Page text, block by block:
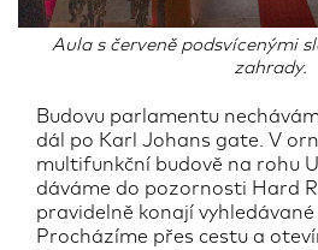
Aula s červeně podsvícenými
zahrady.
Budovu parlamentu
dál po Karl Johans gate. V
multifunkční budově na rohu
dáváme do pozornosti Hard
pravidelně konají vyhledávané
Procházíme přes cestu a